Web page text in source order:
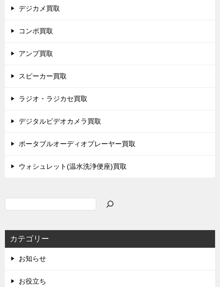
デジカメ買取
コンポ買取
アンプ買取
スピーカー買取
ラジオ・ラジカセ買取
デジタルビデオカメラ買取
ポータブルオーディオプレーヤー買取
ウォシュレット(温水洗浄便座)買取
カテゴリー
お知らせ
お役立ち